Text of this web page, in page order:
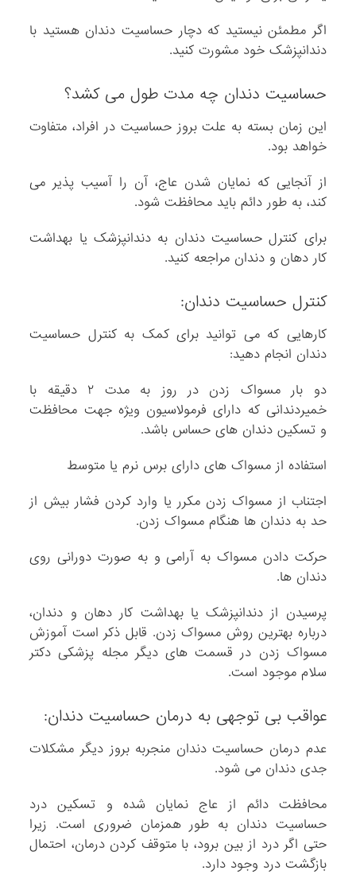
اگر مطمئن نیستید که دچار حساسیت دندان هستید با
دندانپزشک خود مشورت کنید.
حساسیت دندان چه مدت طول می کشد؟
این زمان بسته به علت بروز حساسیت در افراد، متفاوت
خواهد بود.
از آنجایی که نمایان شدن عاج، آن را آسیب پذیر می
کند، به طور دائم باید محافظت شود.
برای کنترل حساسیت دندان به دندانپزشک یا بهداشت
کار دهان و دندان مراجعه کنید.
کنترل حساسیت دندان:
کارهایی که می توانید برای کمک به کنترل حساسیت
دندان انجام دهید:
دو بار مسواک زدن در روز به مدت ۲ دقیقه با
خمیردندانی که دارای فرمولاسیون ویژه جهت محافظت
و تسکین دندان های حساس باشد.
استفاده از مسواک های دارای برس نرم یا متوسط
اجتناب از مسواک زدن مکرر یا وارد کردن فشار بیش از
حد به دندان ها هنگام مسواک زدن.
حرکت دادن مسواک به آرامی و به صورت دورانی روی
دندان ها.
پرسیدن از دندانپزشک یا بهداشت کار دهان و دندان،
درباره بهترین روش مسواک زدن. قابل ذکر است آموزش
مسواک زدن در قسمت های دیگر مجله پزشکی دکتر
سلام موجود است.
عواقب بی توجهی به درمان حساسیت دندان:
عدم درمان حساسیت دندان منجربه بروز دیگر مشکلات
جدی دندان می شود.
محافظت دائم از عاج نمایان شده و تسکین درد
حساسیت دندان به طور همزمان ضروری است. زیرا
حتی اگر درد از بین برود، با متوقف کردن درمان، احتمال
بازگشت درد وجود دارد.